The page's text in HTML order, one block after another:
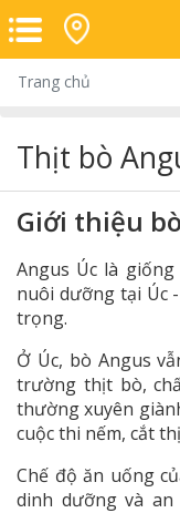
Trang chủ
Thịt bò
Giới thiệu
Angus Úc là
nuôi dưỡng tại Úc
trọng.
Ở Úc, bò Angus
trường thịt bò,
thường xuyên
cuộc thi nếm, cắt
Chế độ ăn uống
dinh dưỡng và